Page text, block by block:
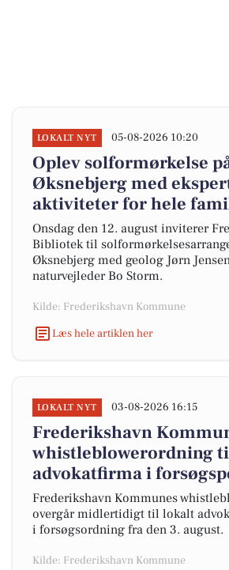
LOKALT NYT 05-08-2026 10:20
Oplev solformørkelse
Øksnebjerg med
aktiviteter for hele
Onsdag den 12. august inviterer
Bibliotek til
Øksnebjerg med geolog Jørn
naturvejleder Bo Storm.
Kilde: Frederikshavn Kommune
Læs hele artiklen her
LOKALT NYT 03-08-2026 16:15
Frederikshavn
whistleblowerordning
advokatfirma i
Frederikshavn Kommunes
overgår midlertidigt til lokalt
i forsøgsordning fra den 3. august.
Kilde: Frederikshavn Kommune